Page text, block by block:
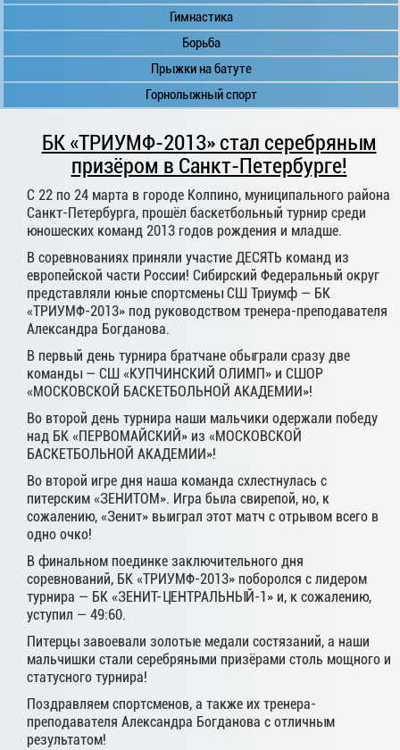
Гимнастика
Борьба
Прыжки на батуте
Горнолыжный спорт
БК «ТРИУМФ-2013» стал серебряным
призёром в Санкт-Петербурге!
С 22 по 24 марта в городе Колпино, муниципального района
Санкт-Петербурга, прошёл баскетбольный турнир среди
юношеских команд 2013 годов рождения и младше.
В соревнованиях приняли участие ДЕСЯТЬ команд из
европейской части России! Сибирский Федеральный округ
представляли юные спортсмены СШ Триумф — БК
«ТРИУМФ-2013» под руководством тренера-преподавателя
Александра Богданова.
В первый день турнира братчане обыграли сразу две
команды — СШ «КУПЧИНСКИЙ ОЛИМП» и СШОР
«МОСКОВСКОЙ БАСКЕТБОЛЬНОЙ АКАДЕМИИ»!
Во второй день турнира наши мальчики одержали победу
над БК «ПЕРВОМАЙСКИЙ» из «МОСКОВСКОЙ
БАСКЕТБОЛЬНОЙ АКАДЕМИИ»!
Во второй игре дня наша команда схлестнулась с
питерским «ЗЕНИТОМ». Игра была свирепой, но, к
сожалению, «Зенит» выиграл этот матч с отрывом всего в
одно очко!
В финальном поединке заключительного дня
соревнований, БК «ТРИУМФ-2013» поборолся с лидером
турнира — БК «ЗЕНИТ-ЦЕНТРАЛЬНЫЙ-1» и, к сожалению,
уступил — 49:60.
Питерцы завоевали золотые медали состязаний, а наши
мальчишки стали серебряными призёрами столь мощного и
статусного турнира!
Поздравляем спортсменов, а также их тренера-
преподавателя Александра Богданова с отличным
результатом!